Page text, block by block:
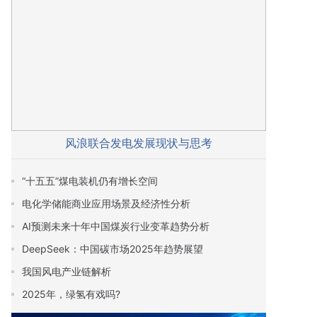
风浪联合发电发展现状与思考
“十五五”煤电装机仍有增长空间
电化学储能商业应用场景及经济性分析
AI预测未来十年中国煤炭行业变革趋势分析
DeepSeek：中国碳市场2025年趋势展望
我国风电产业链解析
2025年，绿氢有戏吗?